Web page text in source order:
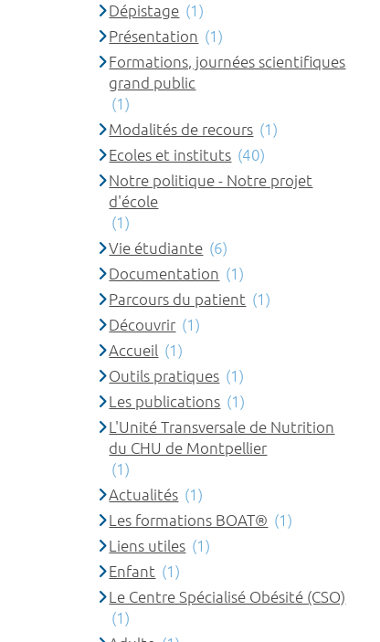
Dépistage (1)
Présentation (1)
Formations, journées scientifiques
grand public
(1)
Modalités de recours (1)
Ecoles et instituts (40)
Notre politique - Notre projet
d'école
(1)
Vie étudiante (6)
Documentation (1)
Parcours du patient (1)
Découvrir (1)
Accueil (1)
Outils pratiques (1)
Les publications (1)
L'Unité Transversale de Nutrition
du CHU de Montpellier
(1)
Actualités (1)
Les formations BOAT® (1)
Liens utiles (1)
Enfant (1)
Le Centre Spécialisé Obésité (CSO)
(1)